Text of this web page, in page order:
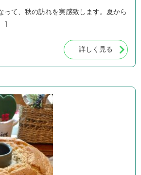
って、秋の訪れを実感致します。夏から
詳しく見る